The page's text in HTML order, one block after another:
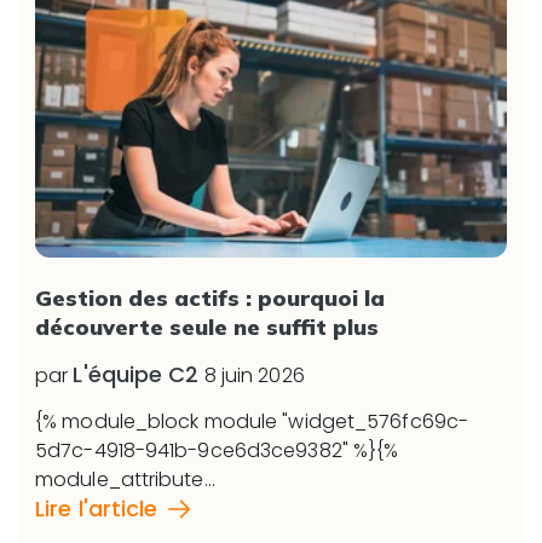
Gestion des actifs : pourquoi la
découverte seule ne suffit plus
par L'équipe C2 8 juin 2026
{% module_block module "widget_576fc69c-
5d7c-4918-941b-9ce6d3ce9382" %}{%
module_attribute...
Lire l'article